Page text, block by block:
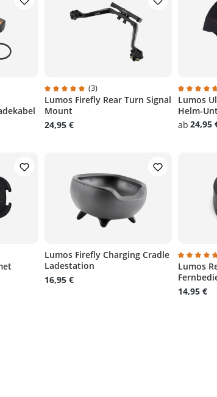
von 4.9 von 5 Sternen
Durchschnittliche Bewertung von 5 von 5
(3)
Lumos Firefly Rear Turn Signal
Mount
24,95 €
Lumos
Helm-
ab 24,95
von 5 von 5 Sternen
Lumos Firefly Charging Cradle
Ladestation
16,95 €
Lumos
14,95 €